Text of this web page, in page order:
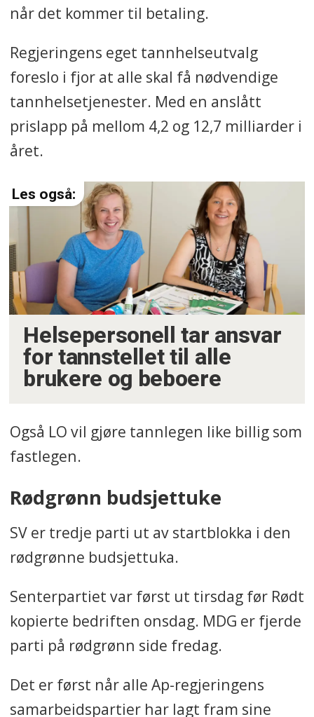
når det kommer til betaling.
Regjeringens eget tannhelseutvalg
foreslo i fjor at alle skal få nødvendige
tannhelsetjenester. Med en anslått
prislapp på mellom 4,2 og 12,7 milliarder i
året.
Helsepersonell tar ansvar
for tannstellet til alle
brukere og beboere
Også LO vil gjøre tannlegen like billig som
fastlegen.
Rødgrønn budsjettuke
SV er tredje parti ut av startblokka i den
rødgrønne budsjettuka.
Senterpartiet var først ut tirsdag før Rødt
kopierte bedriften onsdag. MDG er fjerde
parti på rødgrønn side fredag.
Det er først når alle Ap-regjeringens
samarbeidspartier har lagt fram sine